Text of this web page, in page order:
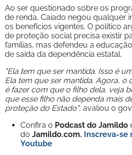
Ao ser questionado sobre os
de renda, Caiado negou qualquer
os benefícios vigentes. O político
de proteção social precisa existir
famílias, mas defendeu a
de saída da dependência estatal.
"Ela tem que ser mantida. Isso é
Ela tem que ser mantida. Agora, o
é fazer com que o filho dela, veja
que esse filho não dependa mais
proteção do Estado", avaliou o
Confira o Podcast do Jamildo
do Jamildo.com. Inscreva-se
Youtube